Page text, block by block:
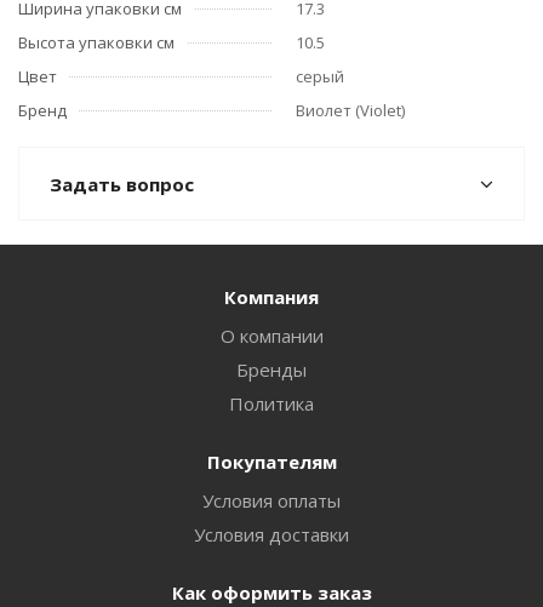
Ширина упаковки см
17.3
Высота упаковки см
10.5
Цвет
серый
Бренд
Виолет (Violet)
Задать вопрос
Компания
О компании
Бренды
Политика
Покупателям
Условия оплаты
Условия доставки
Как оформить заказ